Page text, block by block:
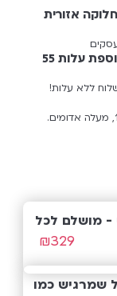
חלוקה אזורית
משלוח עד הבית מ5 עד 10 ימי עסקים בתוספת עלות 55
- מושלם לכל
₪329
שמרגיש כמו